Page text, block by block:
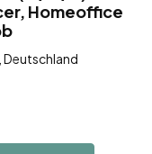
Homeoffice
Deutschland